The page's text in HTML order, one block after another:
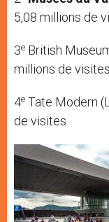
5,08 millions de
3e British
millions de visites
4e Tate Modern
de visites